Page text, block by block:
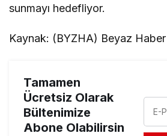
sunmayı hedefliyor.
Kaynak: (BYZHA) Beyaz Haber
Tamamen
Ücretsiz Olarak
Bültenimize
Abone Olabilirsin